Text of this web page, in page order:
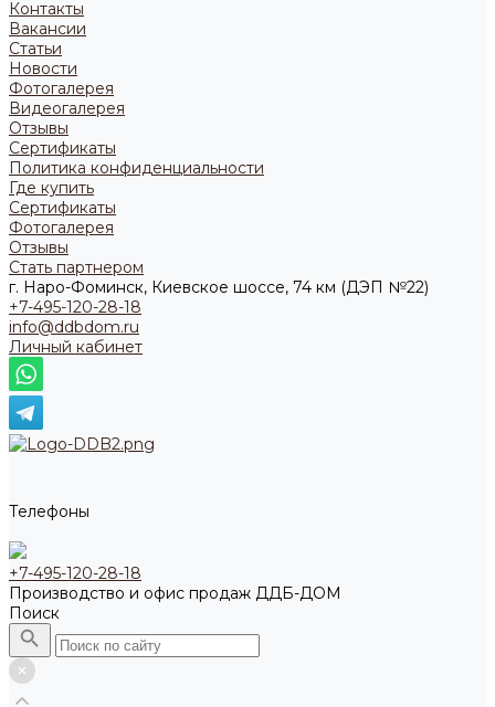
Контакты
Вакансии
Статьи
Новости
Фотогалерея
Видеогалерея
Отзывы
Сертификаты
Политика конфиденциальности
Где купить
Сертификаты
Фотогалерея
Отзывы
Стать партнером
г. Наро-Фоминск, Киевское шоссе, 74 км (ДЭП №22)
+7-495-120-28-18
info@ddbdom.ru
Личный кабинет
Телефоны
+7-495-120-28-18
Производство и офис продаж ДДБ-ДОМ
Поиск